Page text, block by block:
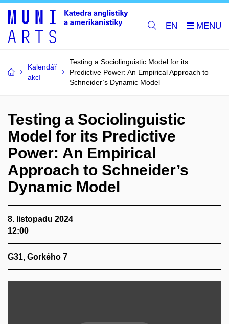
EN
Kalendář
akcí
Testing a Sociolinguistic Model for its
Predictive Power: An Empirical Approach to
Schneider’s Dynamic Model
Testing a Sociolinguistic
Model for its Predictive
Power: An Empirical
Approach to Schneider’s
Dynamic Model
8. listopadu 2024
12:00
G31, Gorkého 7